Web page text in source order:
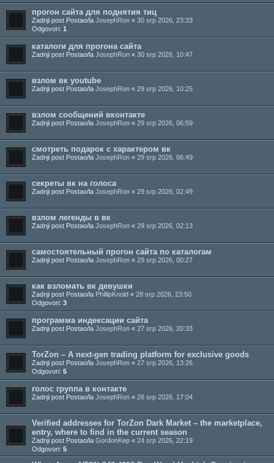
прогон сайта для поднятия тиц
Zadnji post Postao/la JosephRon « 30 srp 2026, 23:33
Odgovori: 1
каталоги для прогона сайта
Zadnji post Postao/la JosephRon « 30 srp 2026, 10:47
взлом вк youtube
Zadnji post Postao/la JosephRon « 29 srp 2026, 10:25
взлом сообщений вконтакте
Zadnji post Postao/la JosephRon « 29 srp 2026, 06:59
смотреть подарок с характером вк
Zadnji post Postao/la JosephRon « 29 srp 2026, 06:49
секреты вк на голоса
Zadnji post Postao/la JosephRon « 29 srp 2026, 02:49
взлом легенды в вк
Zadnji post Postao/la JosephRon « 29 srp 2026, 02:13
самостоятельный прогон сайта по каталогам
Zadnji post Postao/la JosephRon « 29 srp 2026, 00:27
как взломать вк девушки
Zadnji post Postao/la PhillipKnold « 28 srp 2026, 23:50
Odgovori: 3
программа индексации сайта
Zadnji post Postao/la JosephRon « 27 srp 2026, 20:33
TorZon – A next-gen trading platform for exclusive goods
Zadnji post Postao/la JosephRon « 27 srp 2026, 13:26
Odgovori: 5
голос группа в контакте
Zadnji post Postao/la JosephRon « 26 srp 2026, 17:04
Verified addresses for TorZon Dark Market – the marketplace,
entry, where to find in the current season
Zadnji post Postao/la GordonKep « 24 srp 2026, 22:19
Odgovori: 5